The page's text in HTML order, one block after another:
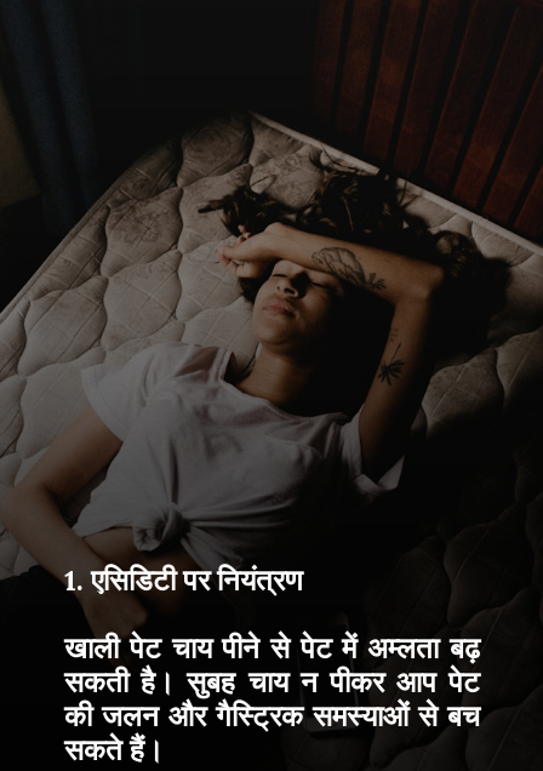
1. एसिडिटी पर नियंत्रण
खाली पेट चाय पीने से पेट में अम्लता बढ़
सकती है। सुबह चाय न पीकर आप पेट
की जलन और गैस्ट्रिक समस्याओं से बच
सकते हैं।